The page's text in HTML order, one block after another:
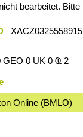
bearbeitet.
GEO 0 UK 0 Ҩ 2
Online (BMLO)